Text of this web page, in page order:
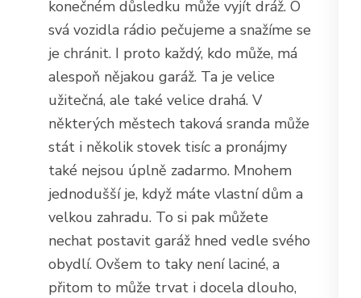
konečném důsledku může vyjít dráž. O
svá vozidla rádio pečujeme a snažíme se
je chránit. I proto každý, kdo může, má
alespoň nějakou garáž. Ta je velice
užitečná, ale také velice drahá. V
některých městech taková sranda může
stát i několik stovek tisíc a pronájmy
také nejsou úplně zadarmo. Mnohem
jednodušší je, když máte vlastní dům a
velkou zahradu. To si pak můžete
nechat postavit garáž hned vedle svého
obydlí. Ovšem to taky není laciné, a
přitom to může trvat i docela dlouho,